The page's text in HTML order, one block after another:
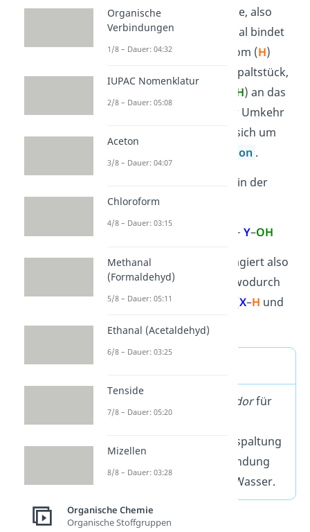
entstehen zwei Spaltstücke, also
zwei neue Moleküle. Formal bindet
hierbei ein Wasserstoffatom (H)
vom Wasser an das eine Spaltstück,
OH) an das
andere Spaltstück. Bei der Umkehr
der Hydrolyse handelt es sich um
Kondensationsreaktion .
Eine Hydrolyse kannst du in der
Chemie so formulieren:
+Y–OH
Deine Verbindung
reagiert also
mit Wasser (H
O) wodurch
zwei neue Verbindungen (X–H und
) entstehen.
hydorfür
„Wasser“ und
„Auflösung“) ist die Aufspaltung
einer chemischen Verbindung
durch die Reaktion mit Wasser.
Organische
Verbindungen
1/8 – Dauer: 04:32
IUPAC Nomenklatur
2/8 – Dauer: 05:08
Aceton
3/8 – Dauer: 04:07
Chloroform
4/8 – Dauer: 03:15
Methanal
(Formaldehyd)
5/8 – Dauer: 05:11
Ethanal (Acetaldehyd)
6/8 – Dauer: 03:25
Tenside
7/8 – Dauer: 05:20
Mizellen
8/8 – Dauer: 03:28
Organische Chemie
Organische Stoffgruppen